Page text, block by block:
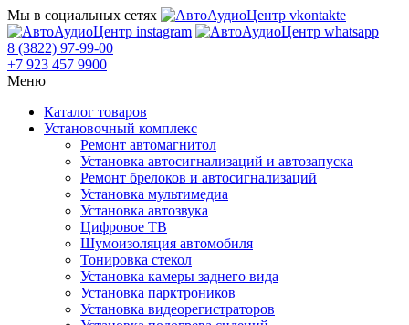
Мы в социальных сетях
8 (3822) 97-99-00
+7 923 457 9900
Меню
Каталог товаров
Установочный комплекс
Ремонт автомагнитол
Установка автосигнализаций и автозапуска
Ремонт брелоков и автосигнализаций
Установка мультимедиа
Установка автозвука
Цифровое ТВ
Шумоизоляция автомобиля
Тонировка стекол
Установка камеры заднего вида
Установка парктроников
Установка видеорегистраторов